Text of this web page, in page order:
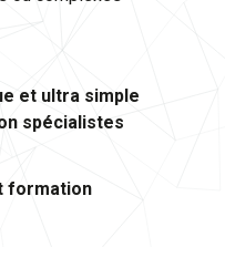
et ultra simple
spécialistes
formation